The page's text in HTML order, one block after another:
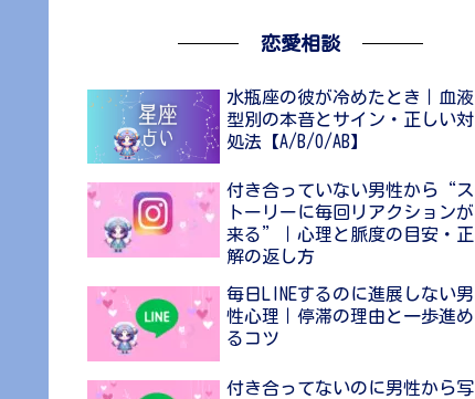
恋愛相談
水瓶座の彼が冷めたとき｜血液
型別の本音とサイン・正しい対
処法【A/B/O/AB】
付き合っていない男性から“ス
トーリーに毎回リアクションが
来る”｜心理と脈度の目安・正
解の返し方
毎日LINEするのに進展しない男
性心理｜停滞の理由と一歩進め
るコツ
付き合ってないのに男性から写